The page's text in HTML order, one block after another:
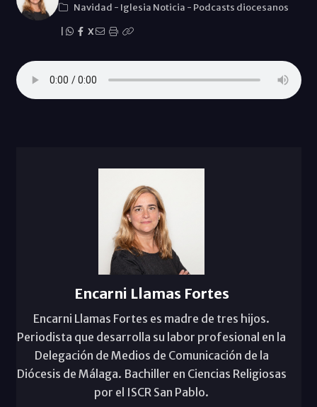
Navidad - Iglesia Noticia - Podcasts diocesanos
X
Encarni Llamas Fortes
Encarni Llamas Fortes es madre de tres hijos.
Periodista que desarrolla su labor profesional en la
Delegación de Medios de Comunicación de la
Diócesis de Málaga. Bachiller en Ciencias Religiosas
por el ISCR San Pablo.